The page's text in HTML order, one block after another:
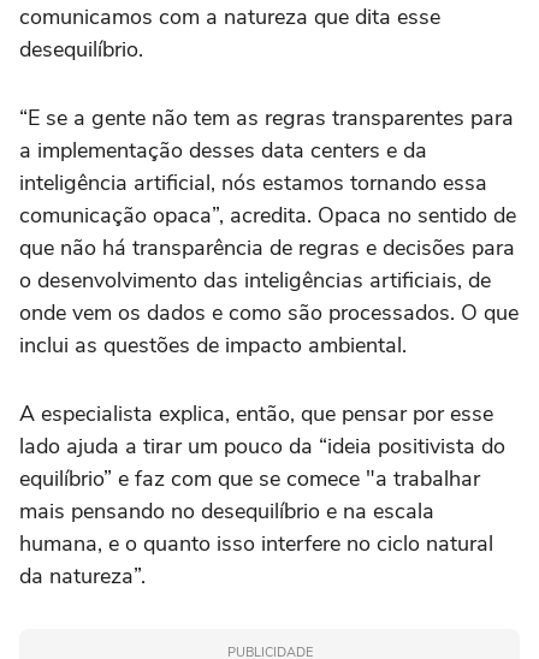
comunicamos com a natureza que dita esse
desequilíbrio.
“E se a gente não tem as regras transparentes para
a implementação desses data centers e da
inteligência artificial, nós estamos tornando essa
comunicação opaca”, acredita. Opaca no sentido de
que não há transparência de regras e decisões para
o desenvolvimento das inteligências artificiais, de
onde vem os dados e como são processados. O que
inclui as questões de impacto ambiental.
A especialista explica, então, que pensar por esse
lado ajuda a tirar um pouco da “ideia positivista do
equilíbrio” e faz com que se comece "a trabalhar
mais pensando no desequilíbrio e na escala
humana, e o quanto isso interfere no ciclo natural
da natureza”.
PUBLICIDADE